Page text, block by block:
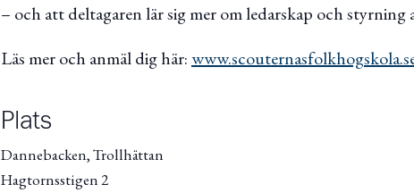
– och att deltagaren lär sig mer om ledarskap och styrning
Läs mer och anmäl dig här:
Plats
Dannebacken, Trollhättan
Hagtornsstigen 2